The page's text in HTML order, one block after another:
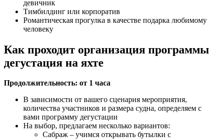
девичник
Тимбилдинг или корпоратив
Романтическая прогулка в качестве подарка любимому
человеку
Как проходит организация программы
дегустация на яхте
Продолжительность: от 1 часа
В зависимости от вашего сценария мероприятия,
количества участников и размера судна, определяем с
вами программу дегустации
На выбор, предлагаем несколько вариантов:
Сабраж – учимся открывать бутылки с